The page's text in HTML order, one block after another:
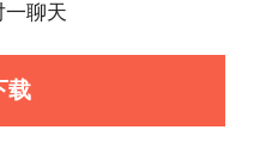
一聊天
载